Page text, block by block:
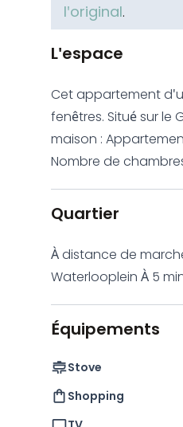
l'original.
L'espace
Cet appartement
fenêtres. Situé sur le
maison :
Nombre de
Vue sur le canal
Quartier
À distance de
Waterlooplein À 5
restaurants,
commerçante Utrechtsestraat En ce qui concerne
pas être mieux situé.
station de métro
Équipements
Stove
Shopping